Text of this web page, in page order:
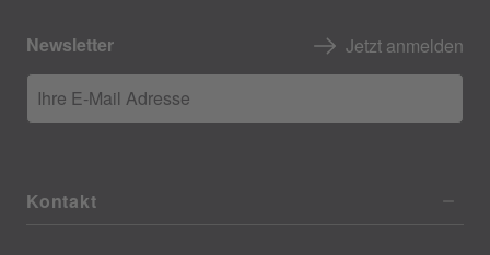
Newsletter Jetzt anmelden
Ihre E-Mail Adresse
Kontakt